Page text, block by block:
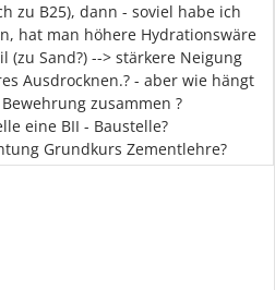
zu B25), dann - soviel habe ich
hat man höhere Hydrationswäre
Sand?) --> stärkere Neigung
Ausdrocknen.? - aber wie hängt
zusammen ?
eine BII - Baustelle?
Grundkurs Zementlehre?